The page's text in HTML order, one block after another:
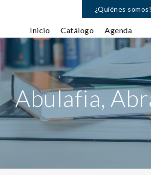
¿Quiénes somos?
Inicio Catálogo Agenda
Abulafia,